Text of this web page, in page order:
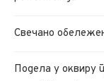
Свечано
Подела у оквиру